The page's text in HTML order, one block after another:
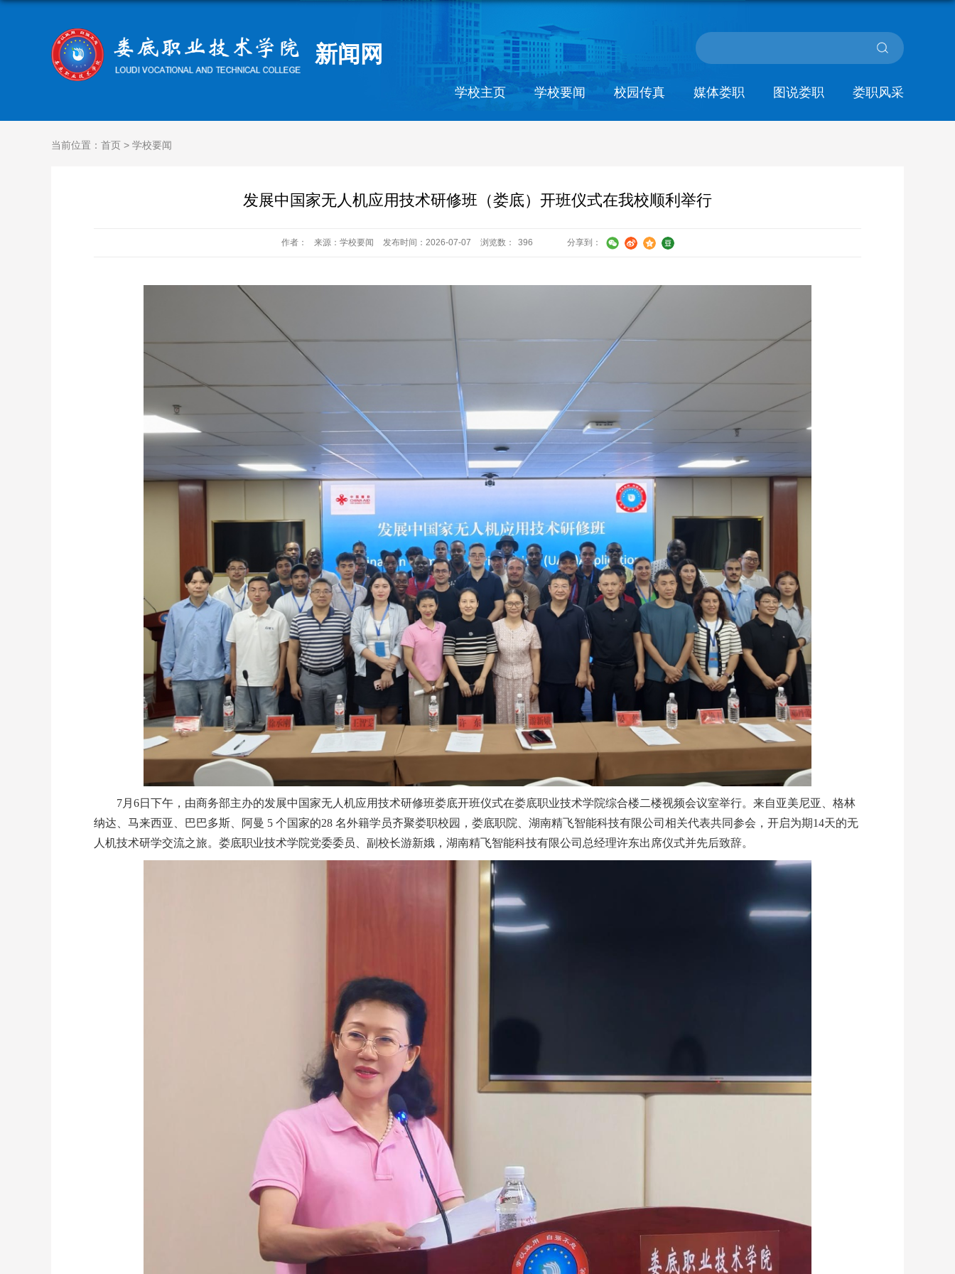
新闻网
学校主页 学校要闻 校园传真 媒体娄职 图说娄职 娄职风采
当前位置： 首页 > 学校要闻
发展中国家无人机应用技术研修班（娄底）开班仪式在我校顺利举行
作者： 来源：学校要闻 发布时间：2026-07-07 浏览数： 396 分享到：
7月6日下午，由商务部主办的发展中国家无人机应用技术研修班娄底开班仪式在娄底职业技术学院综合楼二楼视频会议室举行。来自亚美尼亚、格林
纳达、马来西亚、巴巴多斯、阿曼 5 个国家的28 名外籍学员齐聚娄职校园，娄底职院、湖南精飞智能科技有限公司相关代表共同参会，开启为期14天的无
人机技术研学交流之旅。娄底职业技术学院党委委员、副校长游新娥，湖南精飞智能科技有限公司总经理许东出席仪式并先后致辞。